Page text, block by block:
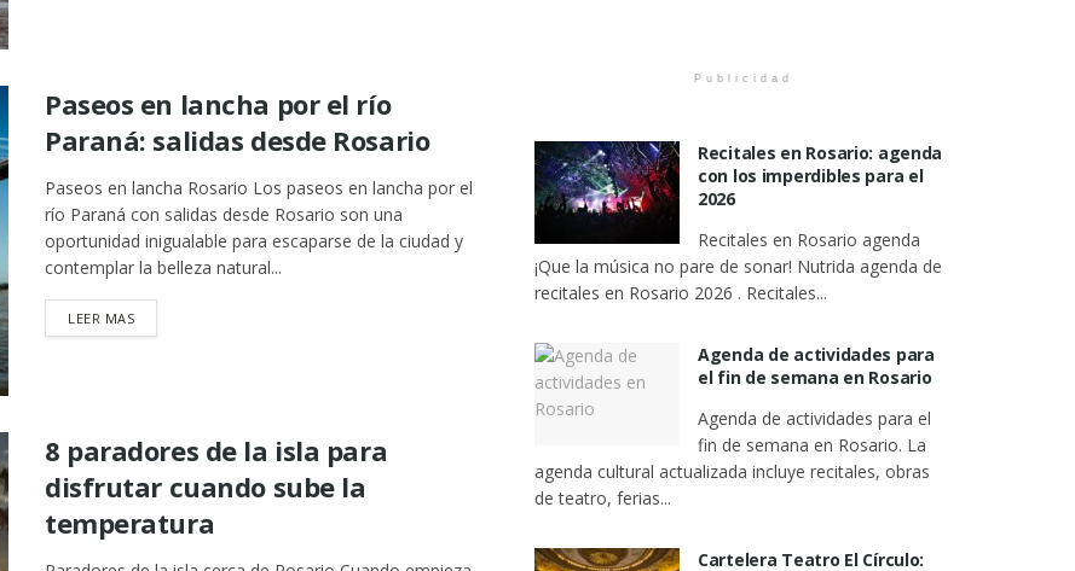
Paseos en lancha por el río
Paraná: salidas desde Rosario
Paseos en lancha Rosario Los paseos en lancha por el
río Paraná con salidas desde Rosario son una
oportunidad inigualable para escaparse de la ciudad y
contemplar la belleza natural...
LEER MASDETAILS
8 paradores de la isla para
disfrutar cuando sube la
temperatura
Publicidad
Recitales en Rosario: agenda
con los imperdibles para el
2026
Recitales en Rosario agenda
¡Que la música no pare de sonar! Nutrida agenda de
recitales en Rosario 2026 . Recitales...
Agenda de actividades para
el fin de semana en Rosario
Agenda de actividades para el
fin de semana en Rosario. La
agenda cultural actualizada incluye recitales, obras
de teatro, ferias...
Cartelera Teatro El Círculo: